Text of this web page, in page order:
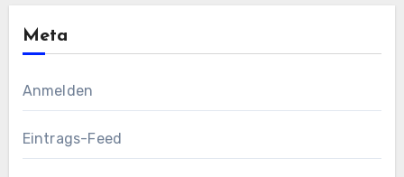
Meta
Anmelden
Eintrags-Feed